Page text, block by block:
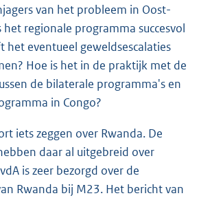
van het probleem in Oost-
het regionale programma succesvol
het eventueel geweldsescalaties
Hoe is het in de praktijk met de
de bilaterale programma's en
in Congo?
iets zeggen over Rwanda. De
daar al uitgebreid over
is zeer bezorgd over de
Rwanda bij M23. Het bericht van